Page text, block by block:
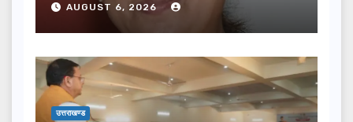
AUGUST 6, 2026
उत्तराखण्ड